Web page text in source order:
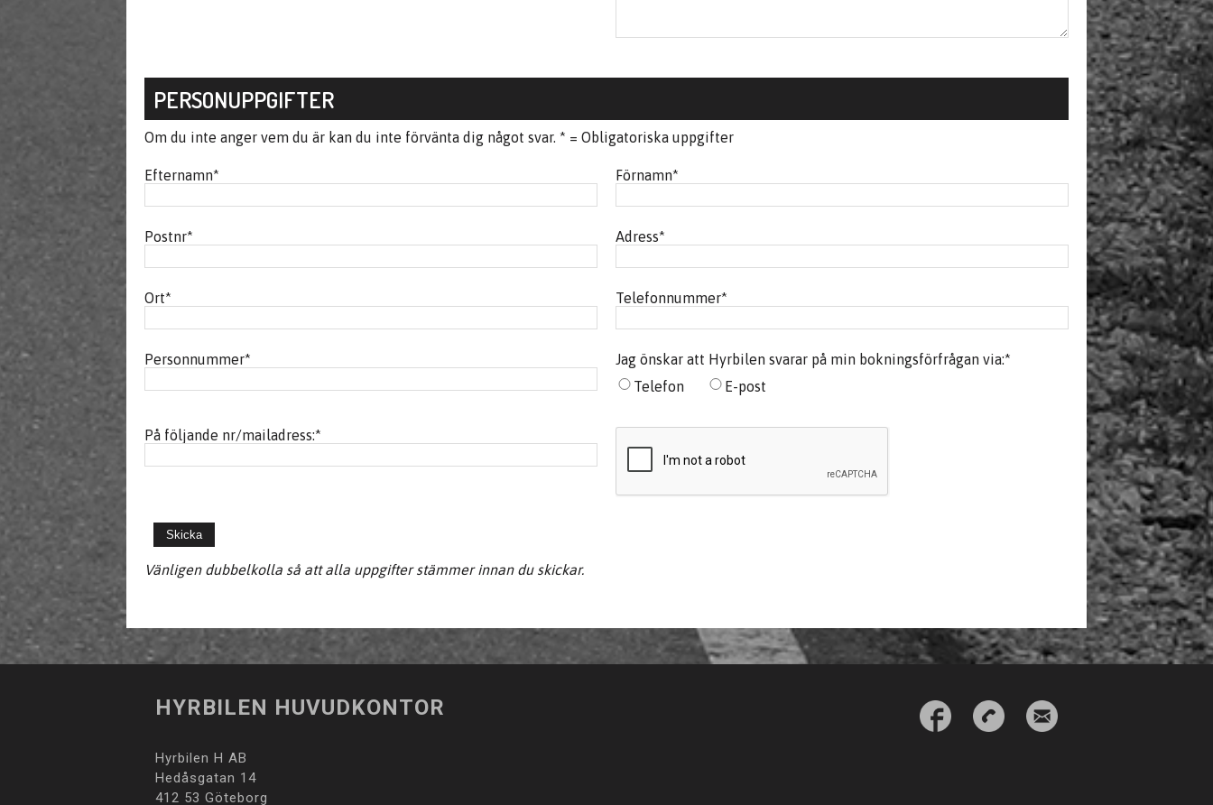
PERSONUPPGIFTER
Om du inte anger vem du är kan du inte förvänta dig något svar. * = Obligatoriska uppgifter
Efternamn* Förnamn*
Postnr* Adress*
Ort* Telefonnummer*
Personnummer* Jag önskar att Hyrbilen svarar på min bokningsförfrågan via:*
Telefon
E-post
På följande nr/mailadress:*
Vänligen dubbelkolla så att alla uppgifter stämmer innan du skickar.
HYRBILEN HUVUDKONTOR
Hyrbilen H AB
Hedåsgatan 14
412 53 Göteborg